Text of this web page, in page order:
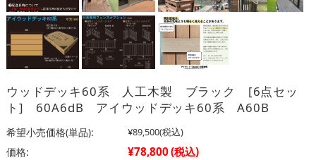
ウッドデッキ60系 人工木製 ブラック [6点セッ
ト] 60A6dB アイウッドデッキ60系 A60B
希望小売価格(単品): ¥89,500(税込)
価格: ¥78,800(税込)